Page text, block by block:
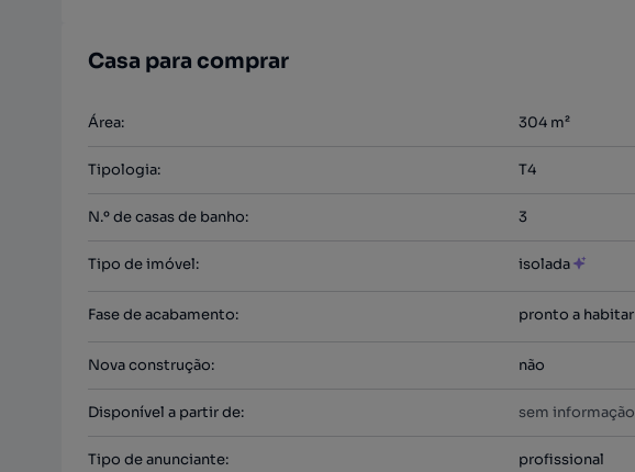
Casa para comprar
Área: 304 m²
Tipologia: T4
N.º de casas de banho: 3
Tipo de imóvel: isolada
Fase de acabamento: pronto a habitar
Nova construção: não
Disponível a partir de: sem informação
Tipo de anunciante: profissional